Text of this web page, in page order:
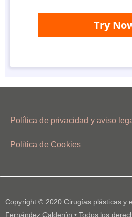
Política de privacidad y aviso
Política de Cookies
Copyright © 2020 Cirugías plásticas y
Fernández Calderón • Todos los